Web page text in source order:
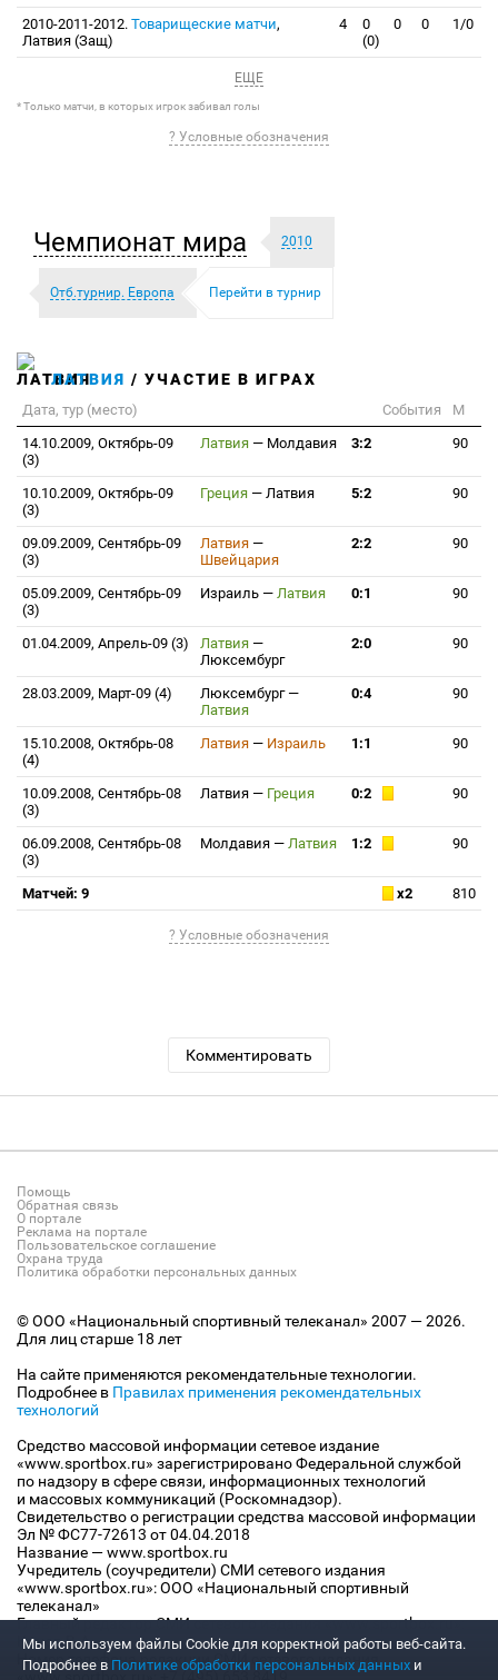
2010-2011-2012. Товарищеские матчи,
Латвия (Защ)
4
0
(0)
0 0 1/0
ЕЩЕ
* Только матчи, в которых игрок забивал голы
? Условные обозначения
Чемпионат мира 2010
Отб.турнир. Европа Перейти в турнир
ЛАТВИЯ / УЧАСТИЕ В ИГРАХ
Дата, тур (место) События
М
14.10.2009, Октябрь-09
(3)
Латвия — Молдавия 3:2 90
10.10.2009, Октябрь-09
(3)
Греция — Латвия 5:2 90
09.09.2009, Сентябрь-09
(3)
Латвия —
Швейцария
2:2 90
05.09.2009, Сентябрь-09
(3)
Израиль — Латвия 0:1 90
01.04.2009, Апрель-09 (3) Латвия —
Люксембург
2:0 90
28.03.2009, Март-09 (4) Люксембург —
Латвия
0:4 90
15.10.2008, Октябрь-08
(4)
Латвия — Израиль 1:1 90
10.09.2008, Сентябрь-08
(3)
Латвия — Греция 0:2 90
06.09.2008, Сентябрь-08
(3)
Молдавия — Латвия 1:2 90
Матчей: 9 x2 810
? Условные обозначения
Комментировать
Помощь
Обратная связь
О портале
Реклама на портале
Пользовательское соглашение
Охрана труда
Политика обработки персональных данных
© ООО «Национальный спортивный телеканал» 2007 — 2026.
Для лиц старше 18 лет
На сайте применяются рекомендательные технологии.
Подробнее в Правилах применения рекомендательных
технологий
Средство массовой информации сетевое издание
«www.sportbox.ru» зарегистрировано Федеральной службой
по надзору в сфере связи, информационных технологий
и массовых коммуникаций (Роскомнадзор).
Свидетельство о регистрации средства массовой информации
Эл № ФС77-72613 от 04.04.2018
Название — www.sportbox.ru
Учредитель (соучредители) СМИ сетевого издания
«www.sportbox.ru»: ООО «Национальный спортивный
телеканал»
Главный редактор СМИ сетевого издания «www.sportbox.ru»:
Конов В.А.
Номер телефона редакции СМИ сетевого издания
Мы используем файлы Сookie для корректной работы веб-сайта.
Подробнее в Политике обработки персональных данных и